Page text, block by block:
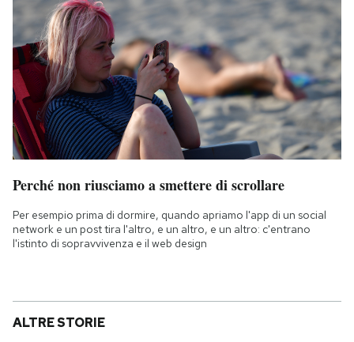
Perché non riusciamo a smettere di scrollare
Per esempio prima di dormire, quando apriamo l'app di un social
network e un post tira l'altro, e un altro, e un altro: c'entrano
l'istinto di sopravvivenza e il web design
ALTRE STORIE